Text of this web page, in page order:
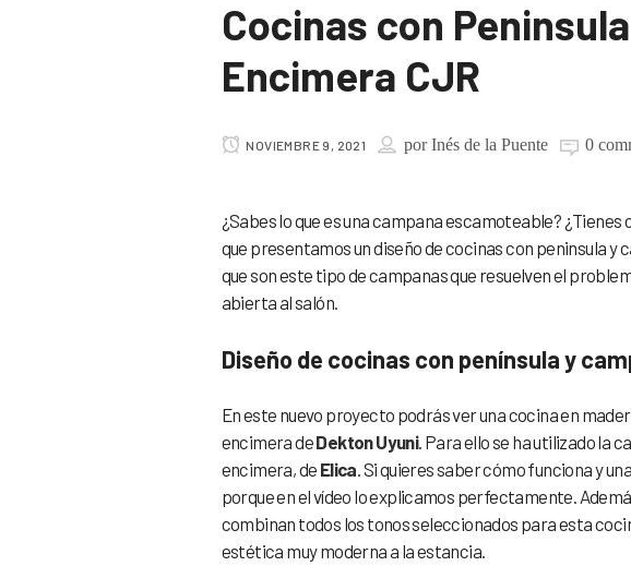
Cocinas con
Encimera CJR
NOVIEMBRE 9, 2021 porInés de la Puente 0
¿Sabes lo que es una campana escamoteable?
que presentamos un diseño de cocinas con peninsula
que son este tipo de campanas que resuelven el
abierta al salón.
Diseño de cocinas con península y
En este nuevo proyecto podrás ver una cocina en
encimera deDekton Uyuni. Para ello se ha utilizado la
encimera, de Elica . Si quieres saber cómo funciona y
porque en el vídeo lo explicamos perfectamente.
combinan todos los tonos seleccionados para esta
estética muy moderna a la estancia.